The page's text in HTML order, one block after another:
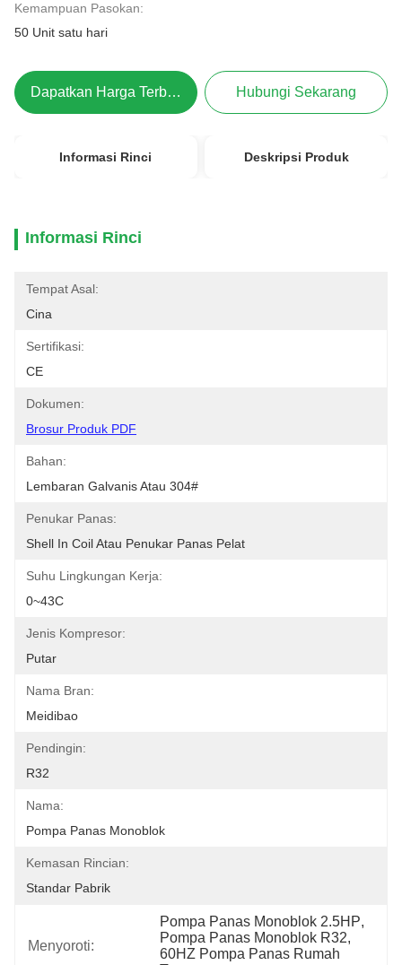
Kemampuan Pasokan:
50 Unit satu hari
Dapatkan Harga Terbaik Hubungi Sekarang
Informasi Rinci Deskripsi Produk
Informasi Rinci
Tempat Asal:
Cina
Sertifikasi:
CE
Dokumen:
Brosur Produk PDF
Bahan:
Lembaran Galvanis Atau 304#
Penukar Panas:
Shell In Coil Atau Penukar Panas Pelat
Suhu Lingkungan Kerja:
0~43C
Jenis Kompresor:
Putar
Nama Bran:
Meidibao
Pendingin:
R32
Nama:
Pompa Panas Monoblok
Kemasan Rincian:
Standar Pabrik
Menyoroti:
Pompa Panas Monoblok 2.5HP,
Pompa Panas Monoblok R32,
60HZ Pompa Panas Rumah